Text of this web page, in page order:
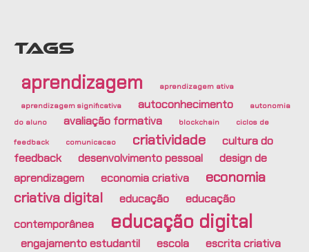
TAGS
aprendizagem
aprendizagem ativa
aprendizagem significativa
autoconhecimento
autonomia
do aluno
avaliação formativa blockchain ciclos de
feedback comunicacao criatividade
cultura do
feedback
desenvolvimento pessoal
design de
aprendizagem
economia criativa
economia
criativa digital
educação
educação
contemporânea
educação digital
engajamento estudantil escola escrita criativa